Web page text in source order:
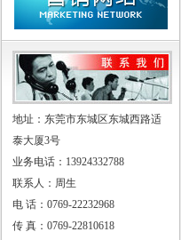
地址：东莞市东城区东城西路适
泰大厦3号
业务电话：13924332788
联系人：周生
电 话：0769-22232968
传 真：0769-22810618